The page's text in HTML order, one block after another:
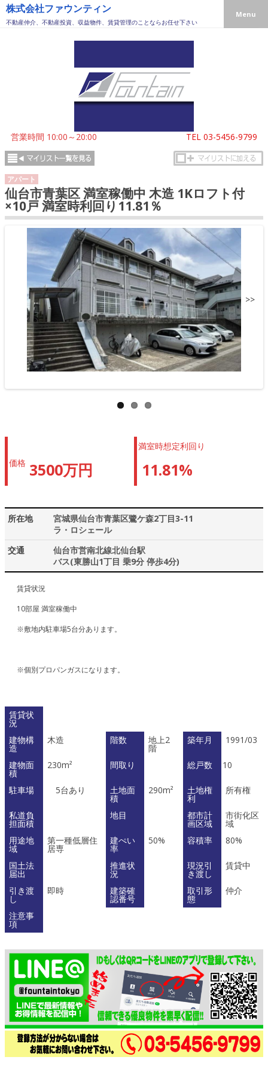
株式会社ファウンティン
不動産仲介、不動産投資、収益物件、賃貸管理のことならお任せ下さい
営業時間 10:00～20:00 TEL 03-5456-9799
Menu
アパート
仙台市青葉区 満室稼働中 木造 1Kロフト付
×10戸 満室時利回り11.81％
>>
価格 3500万円
満室時想定利回り
11.81%
所在地
宮城県仙台市青葉区鷺ケ森2丁目3-11
ラ・ロシェール
交通
仙台市営南北線北仙台駅
バス(東勝山1丁目 乗9分 停歩4分)
賃貸状況
10部屋 満室稼働中
※敷地内駐車場5台分あります。
※個別プロパンガスになります。
賃貸状
況
建物構
造
木造 階数 地上2
階
築年月 1991/03
建物面
積
230m² 間取り 総戸数 10
駐車場 5台あり 土地面
積
290m² 土地権
利
所有権
私道負
担面積
地目 都市計
画区域
市街化区
域
用途地
域
第一種低層住
居専
建ぺい
率
50% 容積率 80%
国土法
届出
推進状
況
現況引
き渡し
賃貸中
引き渡
し
即時 建築確
認番号
取引形
態
仲介
注意事
項